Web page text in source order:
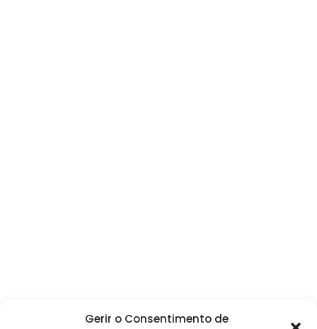
Gerir o Consentimento de